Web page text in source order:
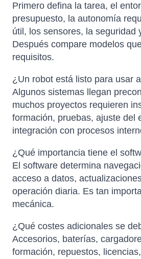
Primero defina la tarea, el
presupuesto, la autonomía
útil, los sensores, la seguridad
Después compare modelos
requisitos.
¿Un robot está listo para usar
Algunos sistemas llegan
muchos proyectos requieren
formación, pruebas, ajuste del
integración con procesos
¿Qué importancia tiene el
El software determina
acceso a datos,
operación diaria. Es tan
mecánica.
¿Qué costes adicionales se
Accesorios, baterías,
formación, repuestos,